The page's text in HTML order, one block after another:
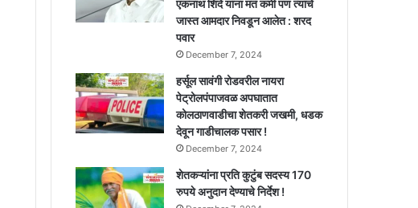
एकनाथ शिंदे यांना मतं कमी पण त्यांचे
जास्त आमदार निवडून आलेत : शरद
पवार
December 7, 2024
हर्सूल सावंगी रोडवरील नायरा
पेट्रोलपंपाजवळ अपघातात
कोलठाणवाडीचा शेतकरी जखमी, धडक
देवून गाडीचालक पसार !
December 7, 2024
शेतकऱ्यांना प्रति कुटुंब सदस्य 170
रुपये अनुदान देण्याचे निर्देश !